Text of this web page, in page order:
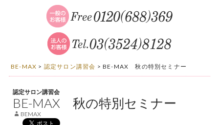
BE-MAX > 認定サロン講習会 >BE-MAX 秋の特別セミナー
認定サロン講習会
BE-MAX 秋の特別セミナー
BEMAX